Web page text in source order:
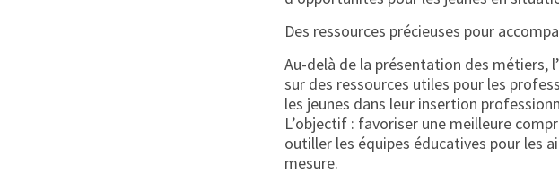
Des ressources précieuses pour
Au-delà de la présentation des métiers,
sur des ressources utiles pour les
les jeunes dans leur insertion
L’objectif : favoriser une meilleure
outiller les équipes éducatives pour les
mesure.